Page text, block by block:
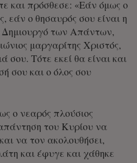
και πρόσθεσε: «Εάν όμως ο
εάν ο θησαυρός σου είναι η
Δημιουργό των Απάντων,
μαργαρίτης Χριστός,
σου. Τότε εκεί θα είναι και
σου και ο όλος σου
ο νεαρός πλούσιος
του Κυρίου να
να τον ακολουθήσει,
και έφυγε και χάθηκε